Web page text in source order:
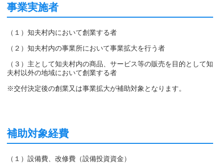
事業実施者
（１）知夫村内において創業する者
（２）知夫村内の事業所において事業拡大を行う者
（３）主として知夫村内の商品、サービス等の販売を目的として知
夫村以外の地域において創業する者
※交付決定後の創業又は事業拡大が補助対象となります。
補助対象経費
（１）設備費、改修費（設備投資資金）